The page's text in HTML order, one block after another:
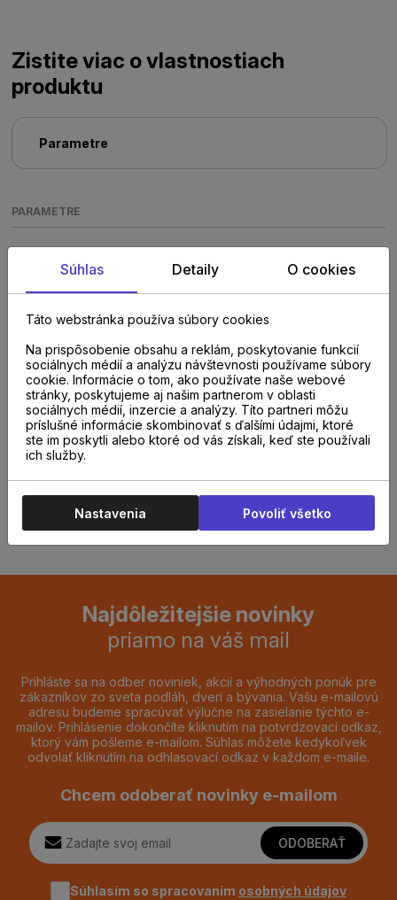
Zistite viac o vlastnostiach
produktu
Parametre
PARAMETRE
Poraďte sa s
odborníkom u nás na
predajni.
Najdôležitejšie novinky
priamo na váš mail
Prihláste sa na odber noviniek, akcií a výhodných ponúk pre
zákazníkov zo sveta podláh, dverí a bývania. Vašu e-mailovú
adresu budeme spracúvať výlučne na zasielanie týchto e-
mailov. Prihlásenie dokončíte kliknutím na potvrdzovací odkaz,
ktorý vám pošleme e-mailom. Súhlas môžete kedykoľvek
odvolať kliknutím na odhlasovací odkaz v každom e-maile.
Chcem odoberať novinky e-mailom
ODOBERAŤ
Súhlasím so spracovaním osobných údajov
Súhlas Detaily O cookies
Táto webstránka používa súbory cookies
Na prispôsobenie obsahu a reklám, poskytovanie funkcií
sociálnych médií a analýzu návštevnosti používame súbory
cookie. Informácie o tom, ako používate naše webové
stránky, poskytujeme aj našim partnerom v oblasti
sociálnych médií, inzercie a analýzy. Títo partneri môžu
príslušné informácie skombinovať s ďalšími údajmi, ktoré
ste im poskytli alebo ktoré od vás získali, keď ste používali
ich služby.
Nastavenia Povoliť všetko